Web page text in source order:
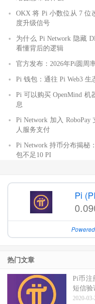
OKX 将 Pi 小数位从 7 位
度升级信号
为什么 Pi Network 隐藏
看懂背后的逻辑
官方发布：2026年Pi圆周
Pi 钱包：通往 Pi Web3 生
Pi 可以购买 OpenMind
息
Pi Network 加入
人服务支付
Pi Network 持币分布揭秘
包不足10 PI
Pi
热门文章
Pi币注
短信验
2020-03-